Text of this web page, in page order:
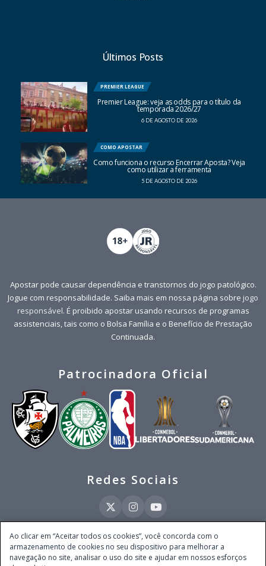
Últimos Posts
PREMIER LEAGUE
Premier League: veja as odds para o título da
temporada 2026/27
6 DE AGOSTO DE 2026
COMO APOSTAR
Como funciona o recurso Encerrar Aposta? Veja
como utilizar a ferramenta
5 DE AGOSTO DE 2026
Apostar pode causar dependência e transtornos do jogo patológico.
Jogue com responsabilidade. Saiba mais em nossa página sobre jogo
responsável. É proibido apostar usando recursos de programas
assistenciais, tais como o Bolsa Família e o Benefício de Prestação
Continuada.
Patrocinadora Oficial
Redes Sociais
Este site é operado pela Ventmear Brasil LTDA (CNPJ 52.868.380/0001-84), com
endereço na Avenida Brigadeiro Faria Lima, nº 4.055, 3º andar, Itaim Bibi, no
Ao clicar em “Aceitar todos os cookies”, você concorda com o
armazenamento de cookies no seu dispositivo para melhorar a
navegação no site, analisar o uso do site e ajudar em nossos esforços